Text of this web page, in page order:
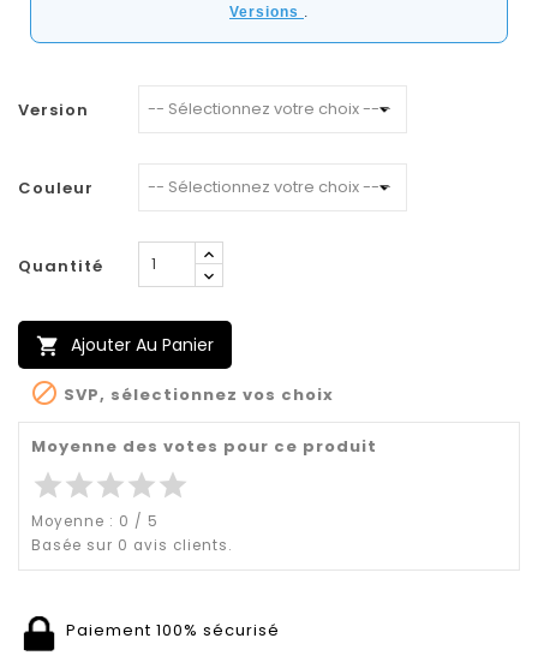
Versions .
Version
Couleur
Quantité
 Ajouter Au Panier
 SVP, sélectionnez vos choix
Moyenne des votes pour ce produit
starstarstarstarstar
Moyenne : 0 / 5
Basée sur 0 avis clients.
Paiement 100% sécurisé